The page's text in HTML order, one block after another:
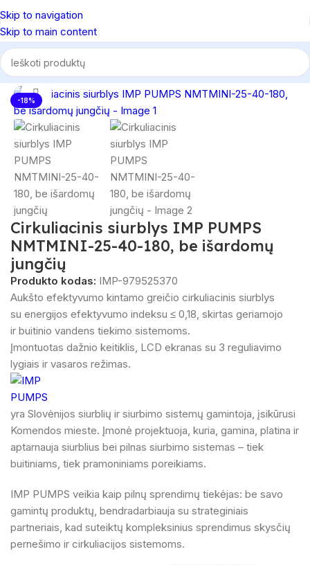
Skip to navigation
Skip to main content
/Cirkuliaciniai siurbliai/Cirkuliaciniai siurbliai šildymo sistemai
-18%
Spustelėkite, norėdami padidinti
Cirkuliacinis siurblys IMP PUMPS
NMTMINI-25-40-180, be išardomų
jungčių
Produkto kodas: IMP-979525370
Aukšto efektyvumo kintamo greičio cirkuliacinis siurblys
su energijos efektyvumo indeksu ≤ 0,18, skirtas geriamojo
ir buitinio vandens tiekimo sistemoms.
Įmontuotas dažnio keitiklis, LCD ekranas su 3 reguliavimo
lygiais ir vasaros režimas.
yra Slovėnijos siurblių ir siurbimo sistemų gamintoja, įsikūrusi
Komendos mieste. Įmonė projektuoja, kuria, gamina, platina ir
aptarnauja siurblius bei pilnas siurbimo sistemas – tiek
buitiniams, tiek pramoniniams poreikiams.
IMP PUMPS veikia kaip pilnų sprendimų tiekėjas: be savo
gamintų produktų, bendradarbiauja su strateginiais
partneriais, kad suteiktų kompleksinius sprendimus skysčių
pernešimo ir cirkuliacijos sistemoms.